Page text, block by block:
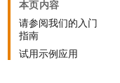
本页内容
请参阅我们的入门
指南
试用示例应用